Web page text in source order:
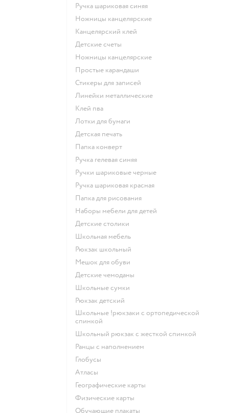
Ручка шариковая синяя
Ножницы канцелярские
Канцелярский клей
Детские счеты
Ножницы канцелярские
Простые карандаши
Стикеры для записей
Линейки металлические
Клей пва
Лотки для бумаги
Детская печать
Папка конверт
Ручка гелевая синяя
Ручки шариковые черные
Ручка шариковая красная
Папка для рисования
Наборы мебели для детей
Детские столики
Школьная мебель
Рюкзак школьный
Мешок для обуви
Детские чемоданы
Школьные сумки
Рюкзак детский
Школьные !рюкзаки с ортопедической
спинкой
Школьный рюкзак с жесткой спинкой
Ранцы с наполнением
Глобусы
Атласы
Географические карты
Физические карты
Обучающие плакаты